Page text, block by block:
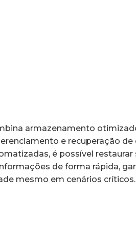
armazenamento
e recuperação de
é possível restaurar
de forma rápida,
mesmo em cenários críticos.